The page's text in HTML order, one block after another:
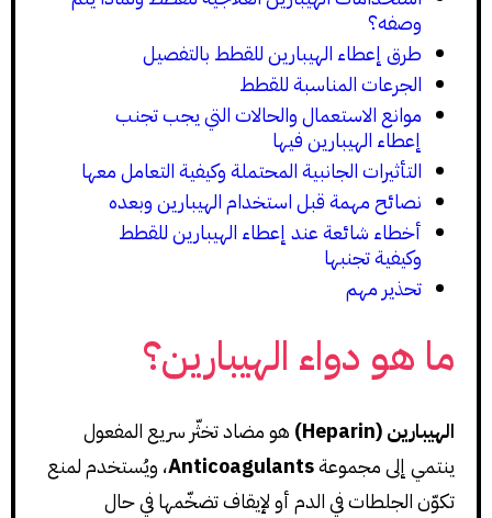
وصفه؟
طرق إعطاء الهيبارين للقطط بالتفصيل
الجرعات المناسبة للقطط
موانع الاستعمال والحالات التي يجب تجنب
إعطاء الهيبارين فيها
التأثيرات الجانبية المحتملة وكيفية التعامل معها
نصائح مهمة قبل استخدام الهيبارين وبعده
أخطاء شائعة عند إعطاء الهيبارين للقطط
وكيفية تجنبها
تحذير مهم
ما هو دواء الهيبارين؟
الهيبارين (Heparin)
هو مضاد تخثّر سريع المفعول
ينتمي إلى مجموعةAnticoagulants، ويُستخدم لمنع
تكوّن الجلطات في الدم أو لإيقاف تضخّمها في حال